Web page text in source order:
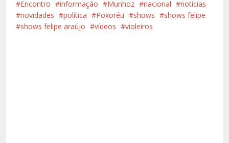
Encontro
informação Munhoz nacional
notícias
novidades
política Poxoréu shows
shows felipe
shows felipe araújo
vídeos violeiros